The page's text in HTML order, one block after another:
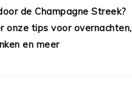
de Champagne Streek?
onze tips voor overnachten,
en meer